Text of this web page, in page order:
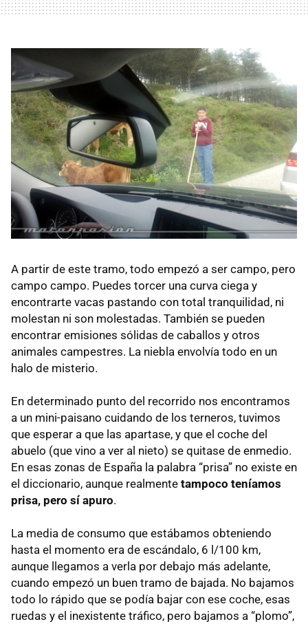
A partir de este tramo, todo empezó a ser campo, pero
campo campo. Puedes torcer una curva ciega y
encontrarte vacas pastando con total tranquilidad, ni
molestan ni son molestadas. También se pueden
encontrar emisiones sólidas de caballos y otros
animales campestres. La niebla envolvía todo en un
halo de misterio.
En determinado punto del recorrido nos encontramos
a un mini-paisano cuidando de los terneros, tuvimos
que esperar a que las apartase, y que el coche del
abuelo (que vino a ver al nieto) se quitase de enmedio.
En esas zonas de España la palabra “prisa” no existe en
el diccionario, aunque realmente tampoco teníamos
prisa, pero sí apuro.
La media de consumo que estábamos obteniendo
hasta el momento era de escándalo, 6 l/100 km,
aunque llegamos a verla por debajo más adelante,
cuando empezó un buen tramo de bajada. No bajamos
todo lo rápido que se podía bajar con ese coche, esas
ruedas y el inexistente tráfico, pero bajamos a “plomo”,